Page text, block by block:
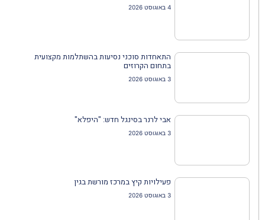
4 באוגוסט 2026
התאחדות סוכני נסיעות בהשתלמות מקצועית
בתחום הקרוזים
3 באוגוסט 2026
אבי לרנר בסינגל חדש: "היפלא"
3 באוגוסט 2026
פעילויות קיץ במרכז מורשת בגין
3 באוגוסט 2026